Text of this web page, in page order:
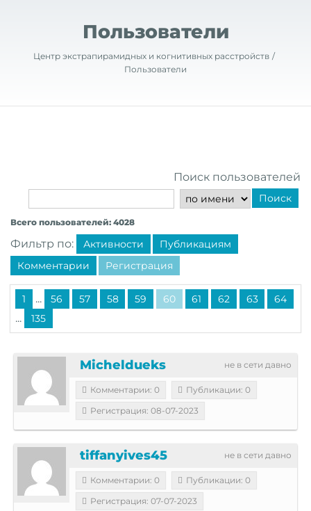
Пользователи
Центр экстрапирамидных и когнитивных расстройств
Пользователи
Поиск пользователей
Поиск
Всего пользователей: 4028
Фильтр по: Активности
Публикациям
Комментарии
Регистрация
1 ... 56 57 58 59 60 61 62 63 64
... 135
не в сети давно
Micheldueks
Комментарии: 0
Публикации: 0
Регистрация: 08-07-2023
не в сети давно
tiffanyives45
Комментарии: 0
Публикации: 0
Регистрация: 07-07-2023